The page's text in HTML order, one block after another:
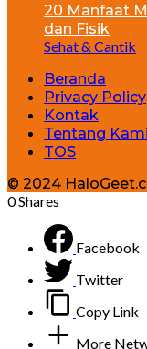
20 Manfaat
dan Fisik
Sehat & Cantik
Beranda
Privacy Policy
Kontak
Tentang Kami
TOS
© 2024
0Shares
Facebook
Twitter
Copy Link
More